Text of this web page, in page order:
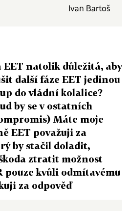
Ivan Bartoš
EET natolik důležitá, aby
další fáze EET jedinou
do vládní kolalice?
by se v ostatních
Máte moje
EET považuji za
by stačil doladit,
ztratit možnost
pouze kvůli odmítavému
za odpověď